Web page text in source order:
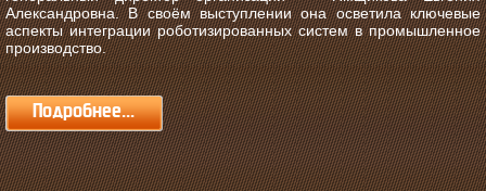
Александровна. В своём выступлении она осветила ключевые
аспекты интеграции роботизированных систем в промышленное
производство.
Подробнее...